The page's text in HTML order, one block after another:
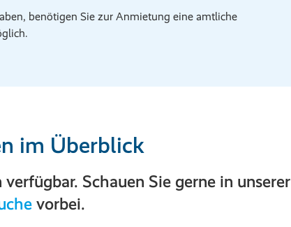
benötigen Sie zur Anmietung eine amtliche
im Überblick
Schauen Sie gerne in unserer
vorbei.